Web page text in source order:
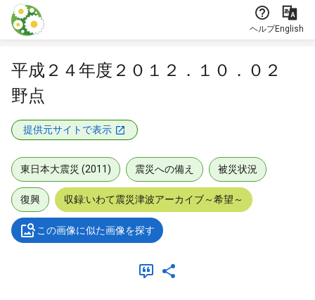
本文に飛ぶ
ヘルプEnglish
平成２４年度２０１２．１０．０２
野点
提供元サイトで表示
東日本大震災 (2011) 震災への備え 被災状況
復興 収録:いわて震災津波アーカイブ～希望～
この画像に似た画像を探す